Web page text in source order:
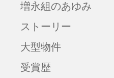
増永組のあゆみ
ストーリー
大型物件
受賞歴